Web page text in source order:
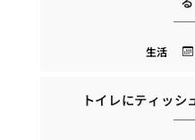
生活
トイレにティッシ